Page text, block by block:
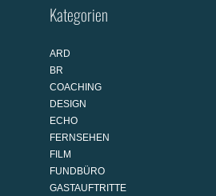
Kategorien
ARD
BR
COACHING
DESIGN
ECHO
FERNSEHEN
FILM
FUNDBÜRO
GASTAUFTRITTE